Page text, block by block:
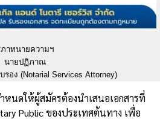
าทนายความฯ
นายปฏิภาณ
อง (Notarial Services Attorney)
หนดให้ผู้สมัครต้องนำเสนอเอกสารที่
Public ของประเทศต้นทาง เพื่อ